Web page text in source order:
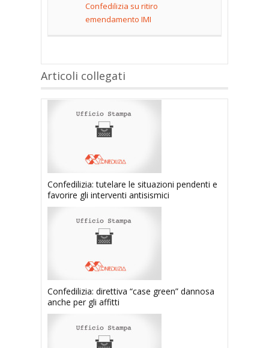
Confedilizia su ritiro
emendamento IMI
Articoli collegati
Confedilizia: tutelare le situazioni pendenti e
favorire gli interventi antisismici
Confedilizia: direttiva “case green” dannosa
anche per gli affitti